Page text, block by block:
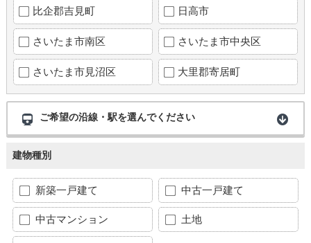
比企郡吉見町 日高市
さいたま市南区 さいたま市中央区
さいたま市見沼区 大里郡寄居町
ご希望の沿線・駅を選んでください
建物種別
新築一戸建て 中古一戸建て
中古マンション 土地